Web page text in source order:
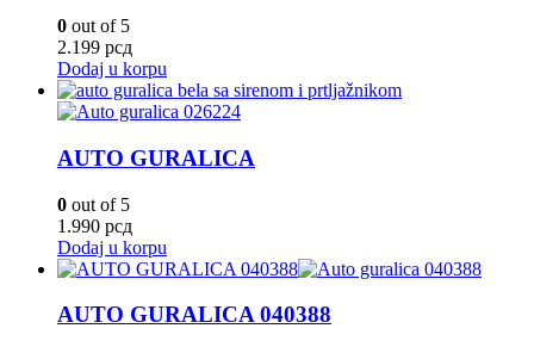
0 out of 5
2.199 рсд
Dodaj u korpu
AUTO GURALICA
0 out of 5
1.990 рсд
Dodaj u korpu
AUTO GURALICA 040388